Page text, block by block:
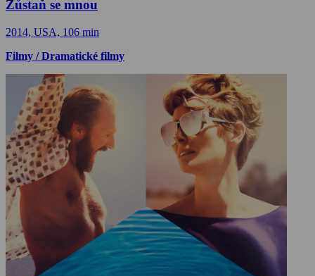
Zůstaň se mnou
2014, USA, 106 min
Filmy / Dramatické filmy